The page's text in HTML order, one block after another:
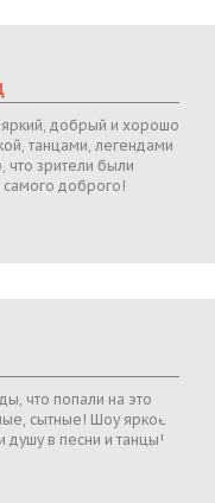
яркий, добрый и хорошо
танцами, легендами
что зрители были
доброго!
что попали на это
сытные! Шоу яркое,
душу в песни и танцы!